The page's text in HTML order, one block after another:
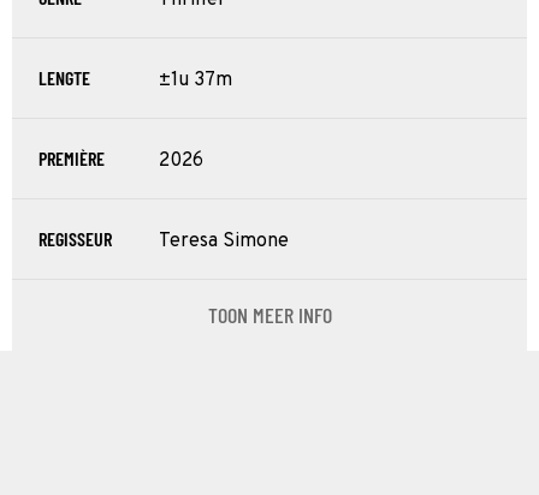
LENGTE ±1u 37m
PREMIÈRE 2026
REGISSEUR Teresa Simone
TOON MEER INFO